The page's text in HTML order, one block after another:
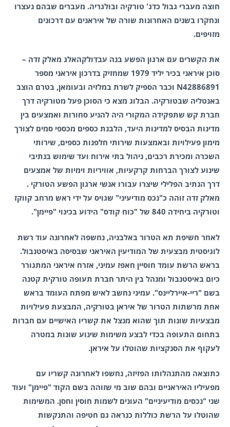
חוצה מעברי גבול כדג' טורקיה ובולגריה. מעברים שבהם נעצרו
ונחקרו בשנים האחרונות שורה של איראנים עם דרכונים
מזויפים.
את הקשרים עם ארגון הפשע בנה עבדולקהאלג מאלק זדה –
סוכן איראני בכיר יליד 1979 שמחזיק בדרכון איראני מספר
N42886891 וכבר הספיק לשרת במלזיה ובעומאן, בטרם הוצב
באנטליה שבטורקיה. הבלוג מצא כי הסוכן פעל מטורקיה דרך
חברת קש שתפקידה המקורי היה להניע סחורות ואמצעים בין
מדינות הבסיס למדינות היעד, הלבנת כספים מכספי סמים לצורך
מימון פעילויות ובאמצעות שירותי חלפנות כספים, שירותי
השכרה ומכירת רכבים, ניהול בתי אירוח ועד שימוש בנתיבי
שינוע לצורך הברחות קרקעיות, אוויריות וימיות של אמצעים
דרך הנתיב הפלילי שיצרו עבורו אנשי ארגון הפשע הטורקי .
מאלק זדה זוהה כ"נכס מודיעיני" שגויס על ידי ראש מרחב קווקז
וטורקיה ביחידה 840 של "כוח קודס" הידוע בכינוי "פיימן".
לאחר חשיפת תא הטרור באלבניה, נחשפה לאחרונה עוד רשת
לוגיסטית מבצעית של המודיעין האיראני שבסיסה באיסטנבול.
בראש הרשת עומד חוסיין חאפז עמיני, אזרח איראני המתגורר
כיום באיסטנבול ומנהל בין היתר חברת תעופה טורקית קטנה
בשם "ריי-איירליינס". עמיני נחשב לאיש מפתח העומד בראש
אחת מרשתות הטרור של איראן בטורקיה, המבצעת פעילויות
מבצעיות שונות תוך שהוא מנצל את קשריו האישיים עם חברות
בתחום התעופה בכדי לבצע משימות שינוע שונות במטרה
לעקוף את הסנקציות שהוטלו על איראן.
כתוצאה מהתנהלותו הפזיזה, נחשפו לאחרונה קשריו עם
מפעיליו האיראניים ובהם שוב מי שזוהה בשם הקוד "פיימן" ועוד
שני "נכסים מודיעיניים" העונים לשמות חוסין וחסן. המשימות
שהוטלו על הרשת כוללות כנראה גם חטיפה והתנקשות